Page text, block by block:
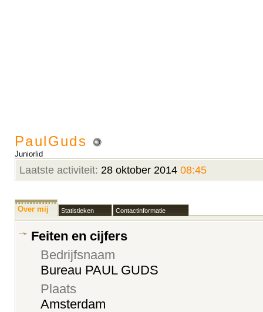
PaulGuds
Juniorlid
Laatste activiteit: 28 oktober 2014 08:45
Over mij Statistieken Contactinformatie
Feiten en cijfers
Bedrijfsnaam
Bureau PAUL GUDS
Plaats
Amsterdam